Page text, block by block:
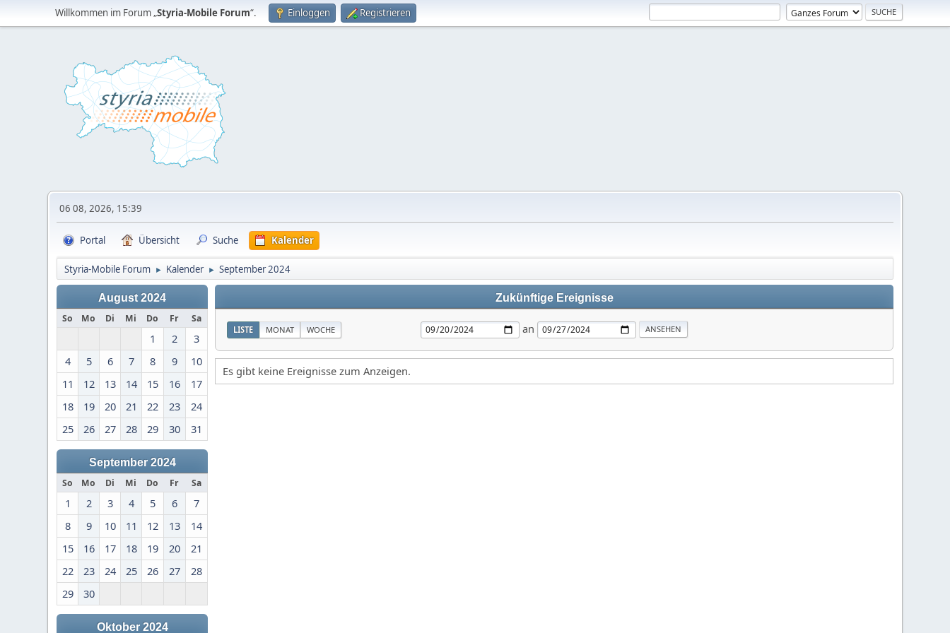
Willkommen im Forum „Styria-Mobile Forum“. Einloggen Registrieren
06 08, 2026, 15:39
Portal Übersicht Suche Kalender
Styria-Mobile Forum ► Kalender ► September 2024
August 2024
So Mo Di Mi Do Fr Sa
1 2
3
4
5 6 7 8 9
10
11
12 13 14 15 16
17
18
19 20 21 22 23
24
25
26 27 28 29 30 31
September 2024
So Mo Di Mi Do Fr Sa
1 2 3 4 5 6
7
8
9 10 11 12 13
14
15
16 17 18 19 20
21
22
23 24 25 26 27
28
29
30
Oktober 2024
Zukünftige Ereignisse
LISTE MONAT WOCHE an
Es gibt keine Ereignisse zum Anzeigen.